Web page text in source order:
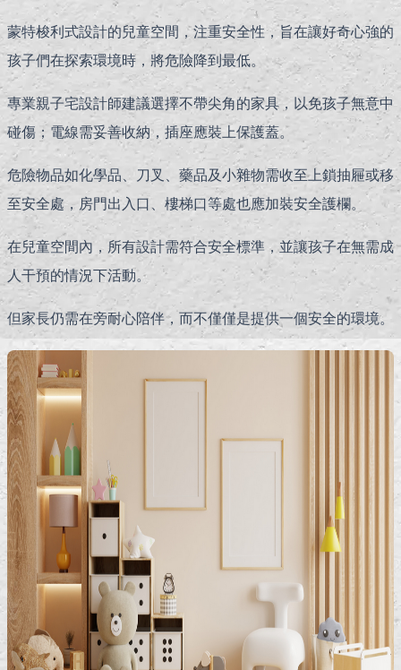
蒙特梭利式設計的兒童空間，注重安全性，旨在讓好奇心強的
孩子們在探索環境時，將危險降到最低。
專業親子宅設計師建議選擇不帶尖角的家具，以免孩子無意中
碰傷；電線需妥善收納，插座應裝上保護蓋。
危險物品如化學品、刀叉、藥品及小雜物需收至上鎖抽屜或移
至安全處，房門出入口、樓梯口等處也應加裝安全護欄。
在兒童空間內，所有設計需符合安全標準，並讓孩子在無需成
人干預的情況下活動。
但家長仍需在旁耐心陪伴，而不僅僅是提供一個安全的環境。